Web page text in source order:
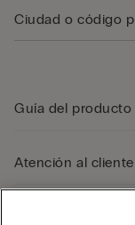
Guía del producto
Atención al cliente